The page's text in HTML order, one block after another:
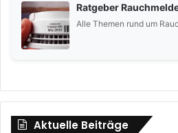
Ratgeber
Alle Themen rund um
Aktuelle Beiträge